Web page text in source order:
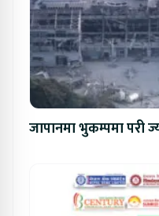
जापानमा भुकम्पमा परी